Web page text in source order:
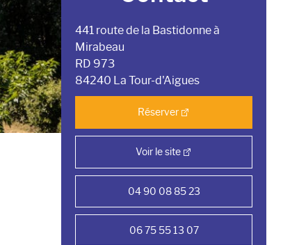
441 route de la Bastidonne à
Mirabeau
RD 973
84240 La Tour-d'Aigues
Réserver
Voir le site
04 90 08 85 23
06 75 55 13 07